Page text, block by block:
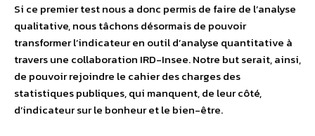
Si ce premier test nous a donc permis de faire de l’analyse
qualitative, nous tâchons désormais de pouvoir
transformer l’indicateur en outil d’analyse quantitative à
travers une collaboration IRD-Insee. Notre but serait, ainsi,
de pouvoir rejoindre le cahier des charges des
statistiques publiques, qui manquent, de leur côté,
d’indicateur sur le bonheur et le bien-être.